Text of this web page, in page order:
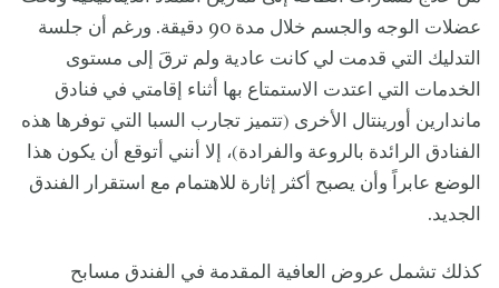
عضلات الوجه والجسم خلال مدة 90 دقيقة. ورغم أن جلسة
التدليك التي قدمت لي كانت عادية ولم ترقَ إلى مستوى
الخدمات التي اعتدت الاستمتاع بها أثناء إقامتي في فنادق
ماندارين أورينتال الأخرى (تتميز تجارب السبا التي توفرها هذه
الفنادق الرائدة بالروعة والفرادة)، إلا أنني أتوقع أن يكون هذا
الوضع عابراً وأن يصبح أكثر إثارة للاهتمام مع استقرار الفندق
الجديد.
كذلك تشمل عروض العافية المقدمة في الفندق مسابح